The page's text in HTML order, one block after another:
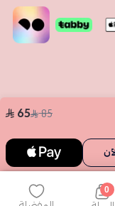
85
65
0